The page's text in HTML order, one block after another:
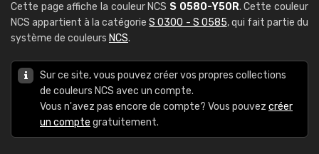
Cette page affiche la couleur NCS S 0580-Y50R. Cette couleur
NCS appartient à la catégorieS 0300 - S 0585, qui fait partie du
système de couleurs NCS.
Sur ce site, vous pouvez créer vos propres collections
de couleurs NCS avec un compte.
Vous n'avez pas encore de compte? Vous pouvez créer
un compte gratuitement.